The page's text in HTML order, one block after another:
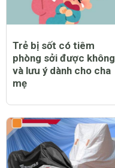
Trẻ bị sốt có tiêm
phòng sởi được không
và lưu ý dành cho cha
mẹ